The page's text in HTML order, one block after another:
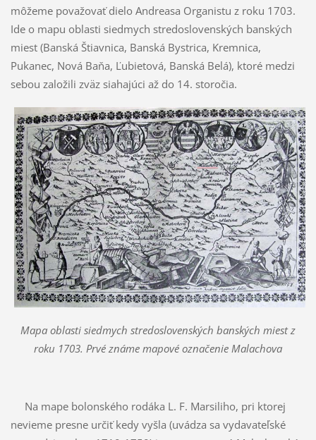
môžeme považovať dielo Andreasa Organistu z roku 1703.
Ide o mapu oblasti siedmych stredoslovenských banských
miest (Banská Štiavnica, Banská Bystrica, Kremnica,
Pukanec, Nová Baňa, Ľubietová, Banská Belá), ktoré medzi
sebou založili zväz siahajúci až do 14. storočia.
Mapa oblasti siedmych stredoslovenských banských miest z
roku 1703. Prvé známe mapové označenie Malachova
Na mape bolonského rodáka L. F. Marsiliho, pri ktorej
nevieme presne určiť kedy vyšla (uvádza sa vydavateľské